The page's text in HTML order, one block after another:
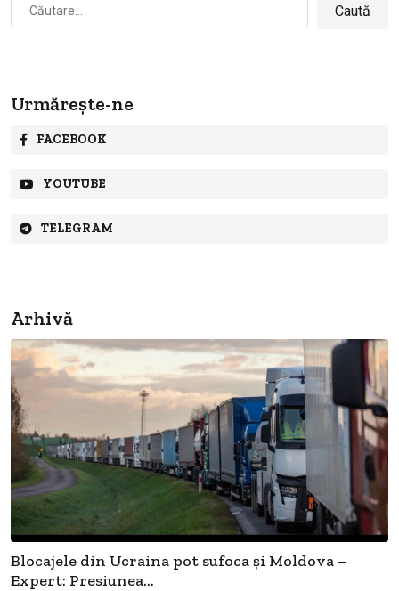
după:
Urmărește-ne
FACEBOOK
YOUTUBE
TELEGRAM
Arhivă
Blocajele din Ucraina pot sufoca și Moldova –
Expert: Presiunea...